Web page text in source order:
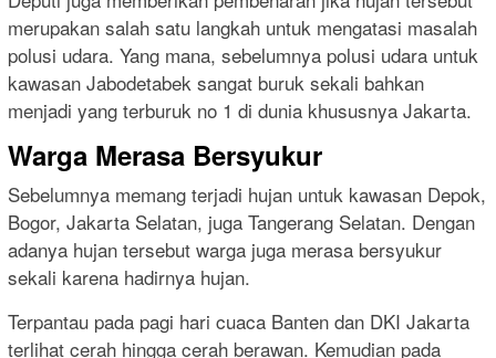
merupakan salah satu langkah untuk mengatasi masalah
polusi udara. Yang mana, sebelumnya polusi udara untuk
kawasan Jabodetabek sangat buruk sekali bahkan
menjadi yang terburuk no 1 di dunia khususnya Jakarta.
Warga Merasa Bersyukur
Sebelumnya memang terjadi hujan untuk kawasan Depok,
Bogor, Jakarta Selatan, juga Tangerang Selatan. Dengan
adanya hujan tersebut warga juga merasa bersyukur
sekali karena hadirnya hujan.
Terpantau pada pagi hari cuaca Banten dan DKI Jakarta
terlihat cerah hingga cerah berawan. Kemudian pada